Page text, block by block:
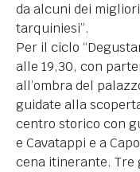
da alcuni dei
tarquiniesi”.
Per il ciclo
alle 19,30, con
all’ombra del
guidate alla
centro storico con
e Cavatappi e a
cena itinerante.